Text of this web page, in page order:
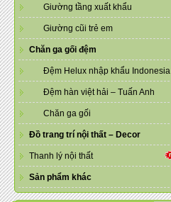
Giường tầng xuất khẩu
Giường cũi trẻ em
Chăn ga gối đệm
Đệm Helux nhập khẩu Indonesia
Đệm hàn việt hải – Tuấn Anh
Chăn ga gối
Đồ trang trí nội thất – Decor
Thanh lý nội thất
Sản phẩm khác